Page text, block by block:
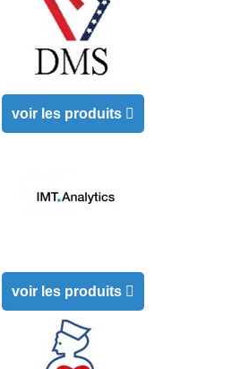
voir les produits
voir les produits